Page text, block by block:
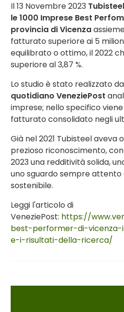
Il 13 Novembre 2023
le 1000 Imprese Best
provincia di Vicenza
fatturato superiore ai 5
equilibrato o ottimo, il 2022
superiore al 3,87 %.
Lo studio è stato realizzato da
quotidiano VeneziePost
imprese; nello specifico
fatturato consolidato negli
Già nel 2021 Tubisteel aveva
prezioso riconoscimento,
2023 una redditività solida,
uno sguardo sempre attento
sostenibile.
Leggi l'articolo di
VeneziePost: https://
best-performer-di-
e-i-risultati-della-ricerca/